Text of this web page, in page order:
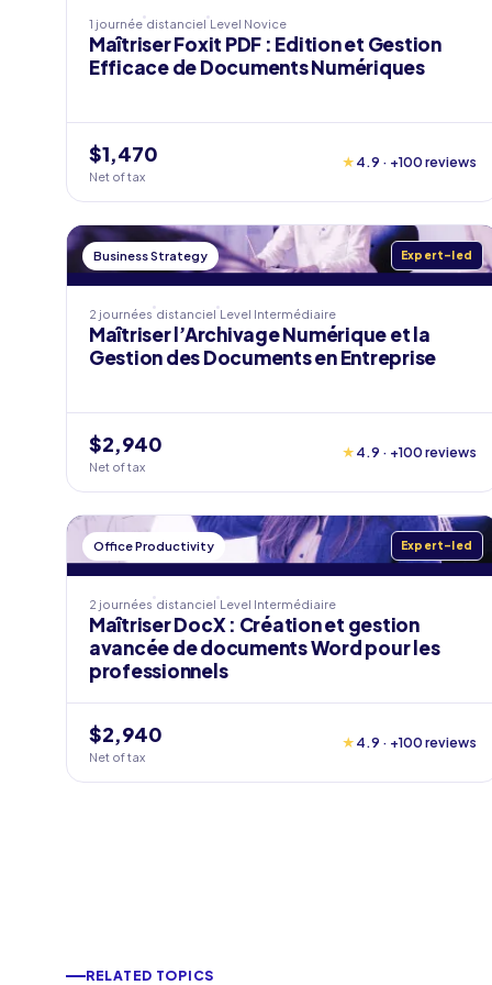
1 journée distanciel Level Novice
Maîtriser Foxit PDF : Edition et Gestion
Efficace de Documents Numériques
$1,470
Net of tax
★ 4.9 · +100 reviews
Business Strategy Expert-led
2 journées distanciel Level Intermédiaire
Maîtriser l’Archivage Numérique et la
Gestion des Documents en Entreprise
$2,940
Net of tax
★ 4.9 · +100 reviews
Office Productivity Expert-led
2 journées distanciel Level Intermédiaire
Maîtriser DocX : Création et gestion
avancée de documents Word pour les
professionnels
$2,940
Net of tax
★ 4.9 · +100 reviews
RELATED TOPICS